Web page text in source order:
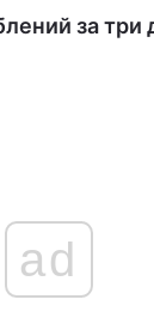
за три
ad